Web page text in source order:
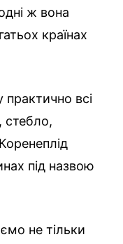
ж вона
країнах
всі
стебло,
під назвою
не тільки